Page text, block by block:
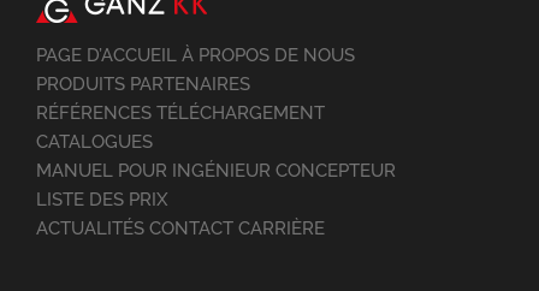
PAGE D’ACCUEIL À PROPOS DE NOUS
PRODUITS PARTENAIRES
RÉFÉRENCES TÉLÉCHARGEMENT
CATALOGUES
MANUEL POUR INGÉNIEUR CONCEPTEUR
LISTE DES PRIX
ACTUALITÉS CONTACT CARRIÈRE